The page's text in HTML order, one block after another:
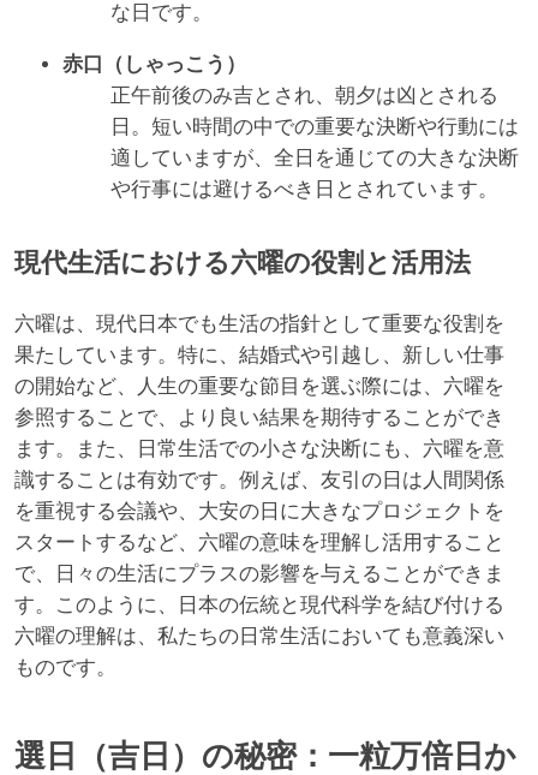
な日です。
赤口（しゃっこう）
正午前後のみ吉とされ、朝夕は凶とされる
日。短い時間の中での重要な決断や行動には
適していますが、全日を通じての大きな決断
や行事には避けるべき日とされています。
現代生活における六曜の役割と活用法
六曜は、現代日本でも生活の指針として重要な役割を
果たしています。特に、結婚式や引越し、新しい仕事
の開始など、人生の重要な節目を選ぶ際には、六曜を
参照することで、より良い結果を期待することができ
ます。また、日常生活での小さな決断にも、六曜を意
識することは有効です。例えば、友引の日は人間関係
を重視する会議や、大安の日に大きなプロジェクトを
スタートするなど、六曜の意味を理解し活用すること
で、日々の生活にプラスの影響を与えることができま
す。このように、日本の伝統と現代科学を結び付ける
六曜の理解は、私たちの日常生活においても意義深い
ものです。
選日（吉日）の秘密：一粒万倍日か